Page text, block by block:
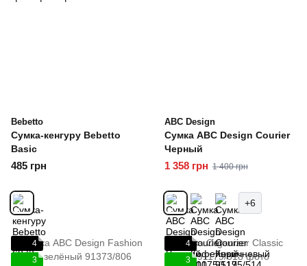
Bebetto
Сумка-кенгуру Bebetto
Basic
485 грн
ABC Design
Сумка ABC Design Courier
Черный
1 358 грн 1 400 грн
+6
4
3
4
3